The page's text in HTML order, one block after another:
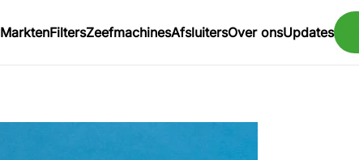
MarktenFiltersZeefmachinesAfsluitersOver onsUpdates